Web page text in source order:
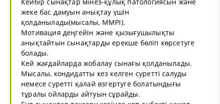
жеке бас дамуын анықтау үшін
қолданылады(мысалы, MMPI).
Мотивация деңгейін және қызығушылықты
анықтайтын сынақтарды ерекше бөліп көрсетуге
болады.
Кей жағдайларда жобалау сынағы қолданылады.
Мысалы, кондидатты кез келген суретті салуды
немесе суретті қалай өзгертуге болатындығы
тұралы ойларды айтуын сұрайды.